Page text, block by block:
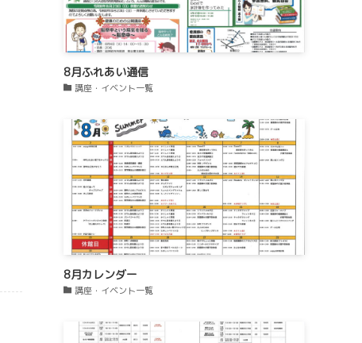
8月ふれあい通信
講座・イベント一覧
8月カレンダー
講座・イベント一覧